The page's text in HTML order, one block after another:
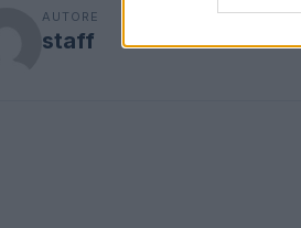
AUTORE
staff